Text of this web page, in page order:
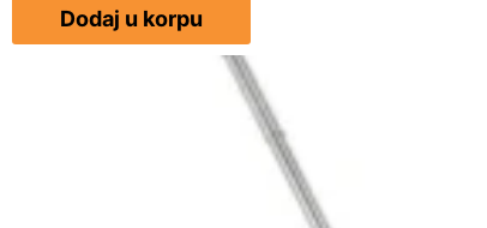
Dodaj u korpu
Trenutna
cena
je:
29.999 RSD.